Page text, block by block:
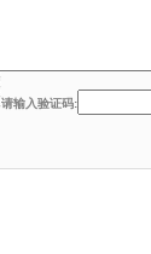
请输入验证码: